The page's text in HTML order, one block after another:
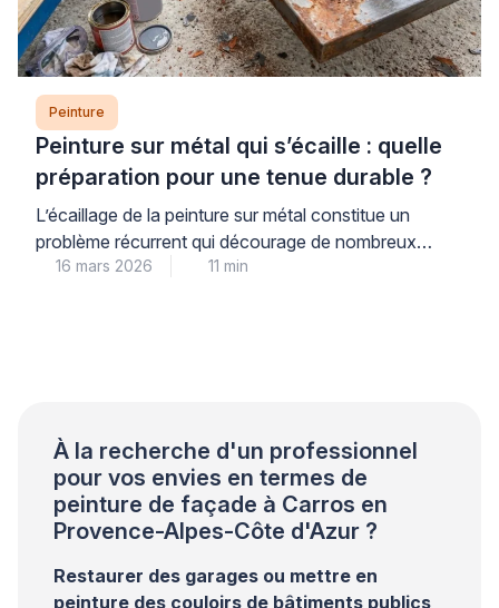
Peinture
Peinture sur métal qui s’écaille : quelle
préparation pour une tenue durable ?
L’écaillage de la peinture sur métal constitue un
problème récurrent qui décourage de nombreux
propriétaires. Ce phénomène trouve son origine dans
16 mars 2026 11 min
À la recherche d'un professionnel
pour vos envies en termes de
peinture de façade à Carros en
Provence-Alpes-Côte d'Azur ?
Restaurer des garages ou mettre en
peinture des couloirs de bâtiments publics